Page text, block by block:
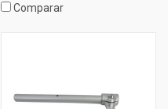
Comparar